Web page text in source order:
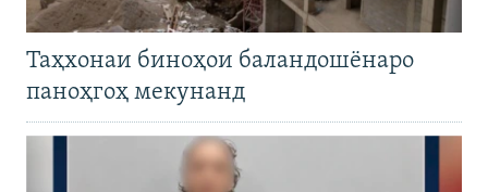
Таҳхонаи биноҳои баландошёнаро
паноҳгоҳ мекунанд